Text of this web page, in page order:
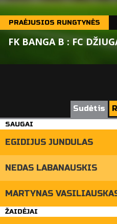
PRAĖJUSIOS RUNGTYNĖS
FK BANGA B : FC
Sudėtis
SAUGAI
EGIDIJUS JUNDULAS
NEDAS LABANAUSKIS
MARTYNAS
ŽAIDĖJAI